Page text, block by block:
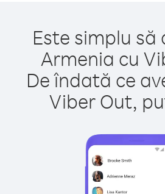
Este simplu să
Armenia cu
De îndată ce
Viber Out,